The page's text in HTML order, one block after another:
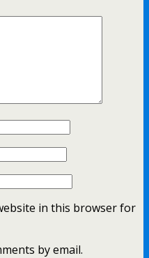
in this browser for
by email.